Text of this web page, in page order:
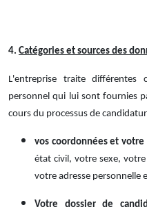
4. Catégories et sources des
L'entreprise traite différentes
personnel qui lui sont fournies
cours du processus de
vos coordonnées et
état civil, votre sexe,
votre adresse personnelle
Votre dossier de